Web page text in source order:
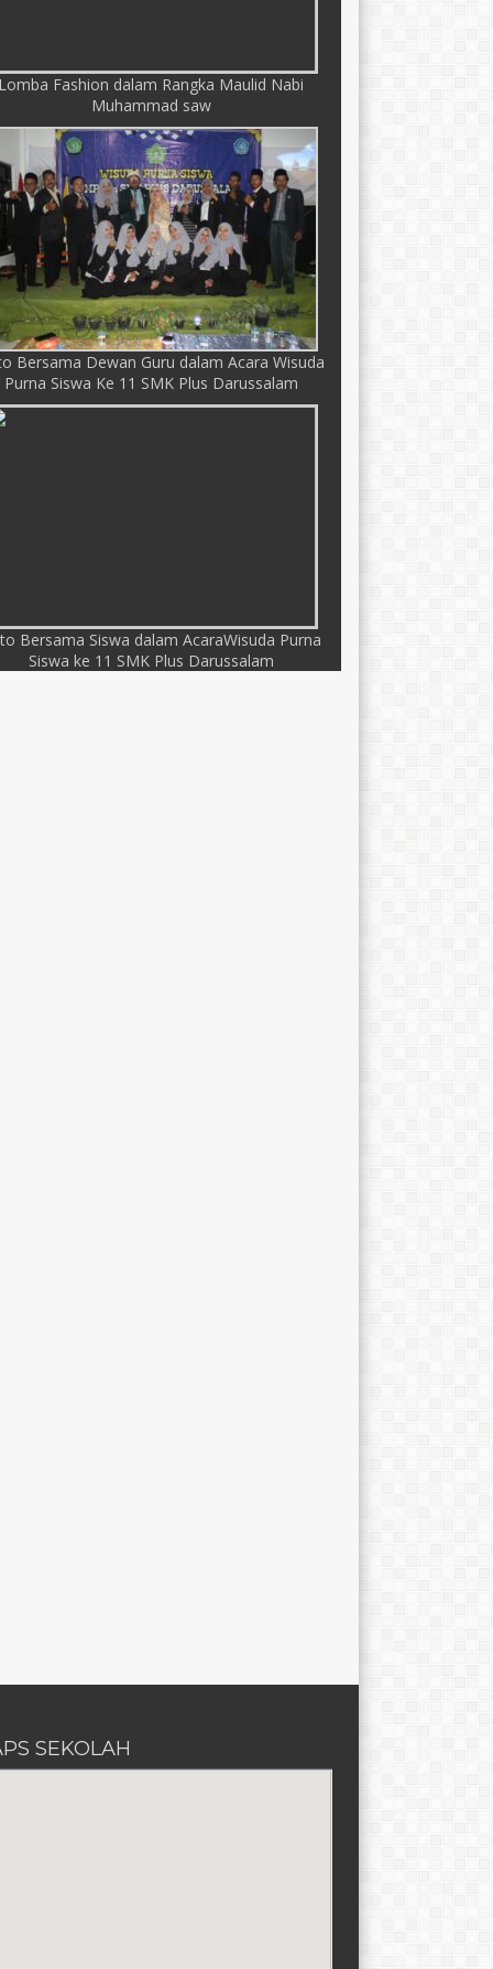
Fashion dalam Rangka Maulid Nabi
Muhammad saw
Bersama Dewan Guru dalam Acara Wisuda
Purna Siswa Ke 11 SMK Plus Darussalam
Bersama Siswa dalam AcaraWisuda Purna
Siswa ke 11 SMK Plus Darussalam
SEKOLAH